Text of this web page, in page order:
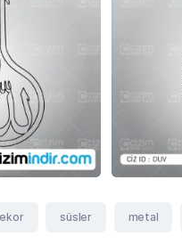
süsler metal